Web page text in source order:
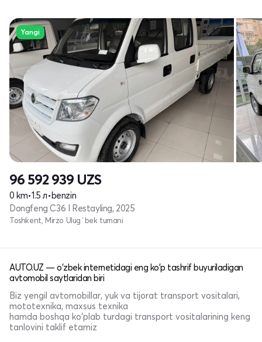
Yangi
96 592 939 UZS
0 km•1.5 л•benzin
Dongfeng C36 I Restayling, 2025
Toshkent, Mirzo Ulug`bek tumani
AUTO.UZ — o'zbek internetidagi eng ko'p tashrif buyuriladigan
avtomobil saytlaridan biri
Biz yengil avtomobillar, yuk va tijorat transport vositalari,
mototexnika, maxsus texnika
hamda boshqa ko'plab turdagi transport vositalarining keng
tanlovini taklif etamiz